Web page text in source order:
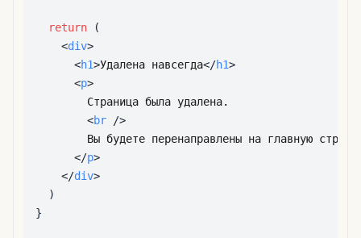
return
(
<div>
<h1>Удалена навсегда</h1>
<p>
<br />
</p>
</div>
)
}